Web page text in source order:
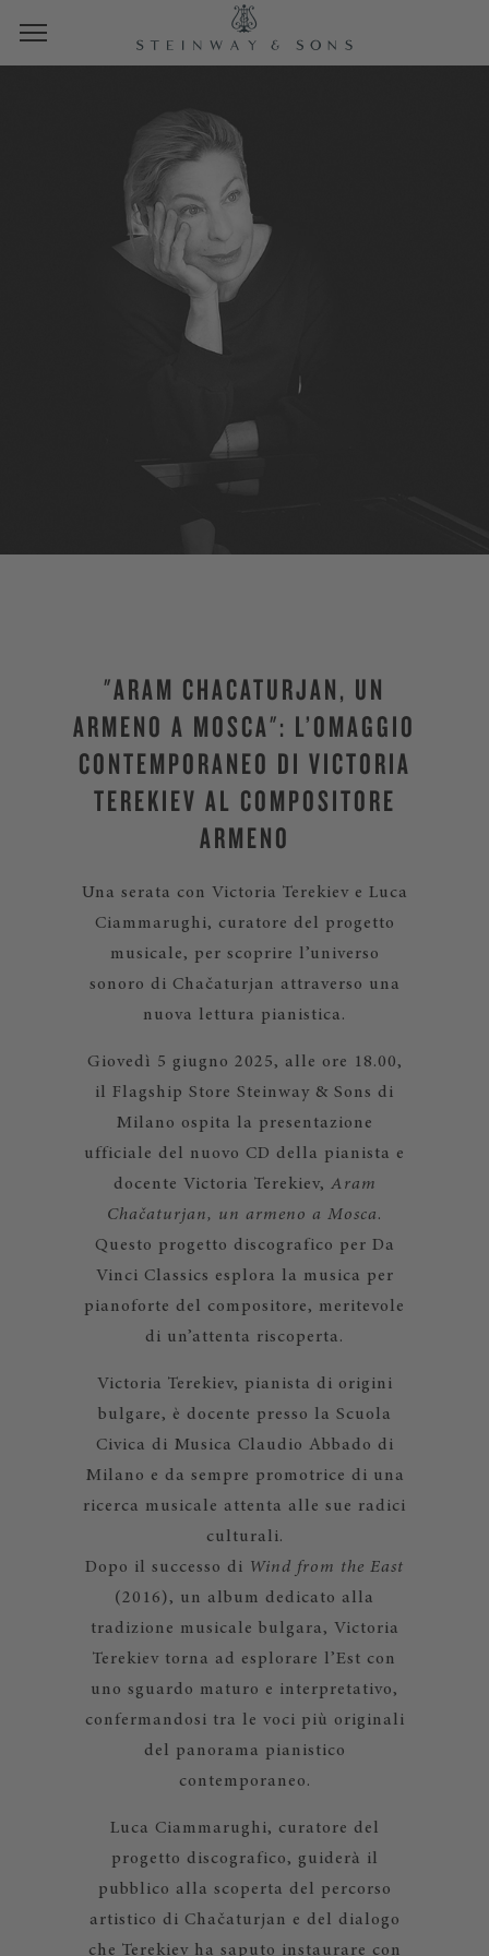
"ARAM CHAČATURJAN, UN
ARMENO A MOSCA": L’OMAGGIO
CONTEMPORANEO DI VICTORIA
TEREKIEV AL COMPOSITORE
ARMENO
Una serata con Victoria Terekiev e Luca
Ciammarughi, curatore del progetto
musicale, per scoprire l’universo
sonoro di Chačaturjan attraverso una
nuova lettura pianistica.
Giovedì 5 giugno 2025, alle ore 18.00,
il Flagship Store Steinway & Sons di
Milano ospita la presentazione
ufficiale del nuovo CD della pianista e
docente Victoria Terekiev, Aram
Chačaturjan, un armeno a Mosca.
Questo progetto discografico per Da
Vinci Classics esplora la musica per
pianoforte del compositore, meritevole
di un’attenta riscoperta.
Victoria Terekiev, pianista di origini
bulgare, è docente presso la Scuola
Civica di Musica Claudio Abbado di
Milano e da sempre promotrice di una
ricerca musicale attenta alle sue radici
culturali.
Dopo il successo di Wind from the East
(2016), un album dedicato alla
tradizione musicale bulgara, Victoria
Terekiev torna ad esplorare l’Est con
uno sguardo maturo e interpretativo,
confermandosi tra le voci più originali
del panorama pianistico
contemporaneo.
Luca Ciammarughi, curatore del
progetto discografico, guiderà il
pubblico alla scoperta del percorso
artistico di Chačaturjan e del dialogo
che Terekiev ha saputo instaurare con